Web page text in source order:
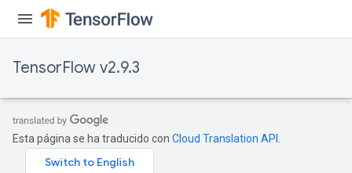
TensorFlow v2.9.3
Esta página se ha traducido con Cloud Translation API